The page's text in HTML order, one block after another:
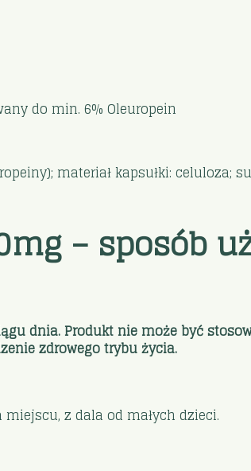
do min. 6% Oleuropein
materiał kapsułki: celuloza;
– sposób
dnia. Produkt nie może być
zdrowego trybu życia.
z dala od małych dzieci.